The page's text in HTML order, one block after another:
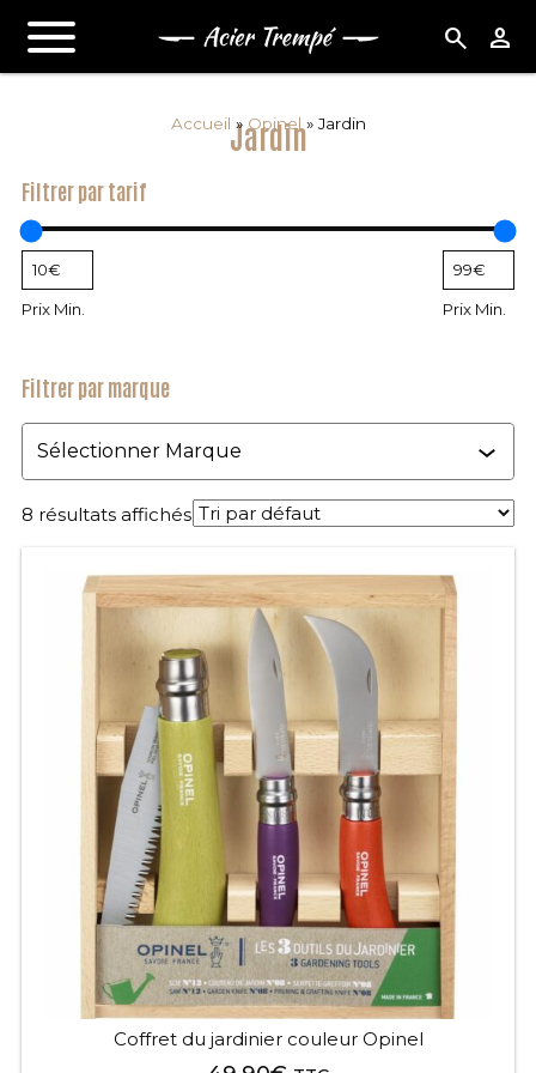
search person
Accueil » Opinel »Jardin
Jardin
8 résultats affichés
Coffret du jardinier couleur Opinel
Filtrer par tarif
Prix Min. Prix Min.
Filtrer par marque
Marque